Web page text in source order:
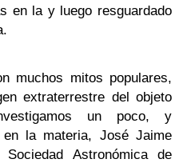
en la y luego resguardado
muchos mitos populares,
extraterrestre del objeto
un poco, y
la materia, José Jaime
Astronómica de